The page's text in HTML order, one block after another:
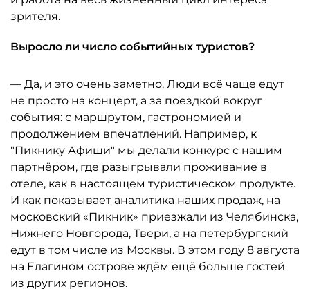
зрителя.
Выросло ли число событийных туристов?
— Да, и это очень заметно. Люди всё чаще едут
не просто на концерт, а за поездкой вокруг
события: с маршрутом, гастрономией и
продолжением впечатлений. Например, к
"Пикнику Афиши" мы делали конкурс с нашим
партнёром, где разыгрывали проживание в
отеле, как в настоящем туристическом продукте.
И как показывает аналитика наших продаж, на
московский «Пикник» приезжали из Челябинска,
Нижнего Новгорода, Твери, а на петербургский
едут в том числе из Москвы. В этом году 8 августа
на Елагином острове ждём ещё больше гостей
из других регионов.